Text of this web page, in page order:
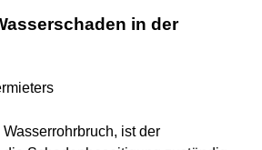
in der
ist der